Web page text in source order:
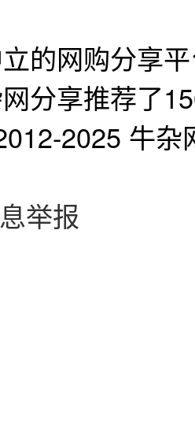
的网购分享
分享推荐了
2025 牛
举报